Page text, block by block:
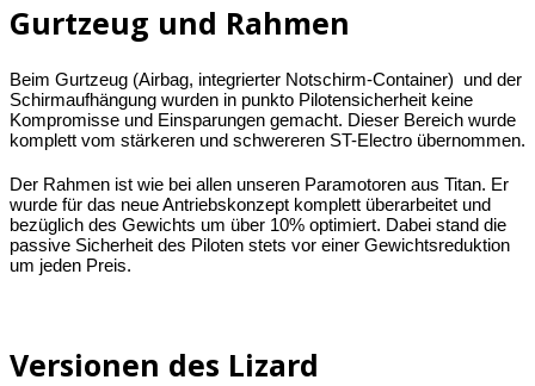
Gurtzeug und Rahmen
Beim Gurtzeug (Airbag, integrierter Notschirm-Container) und der
Schirmaufhängung wurden in punkto Pilotensicherheit keine
Kompromisse und Einsparungen gemacht. Dieser Bereich wurde
komplett vom stärkeren und schwereren ST-Electro übernommen.
Der Rahmen ist wie bei allen unseren Paramotoren aus Titan. Er
wurde für das neue Antriebskonzept komplett überarbeitet und
bezüglich des Gewichts um über 10% optimiert. Dabei stand die
passive Sicherheit des Piloten stets vor einer Gewichtsreduktion
um jeden Preis.
Versionen des Lizard